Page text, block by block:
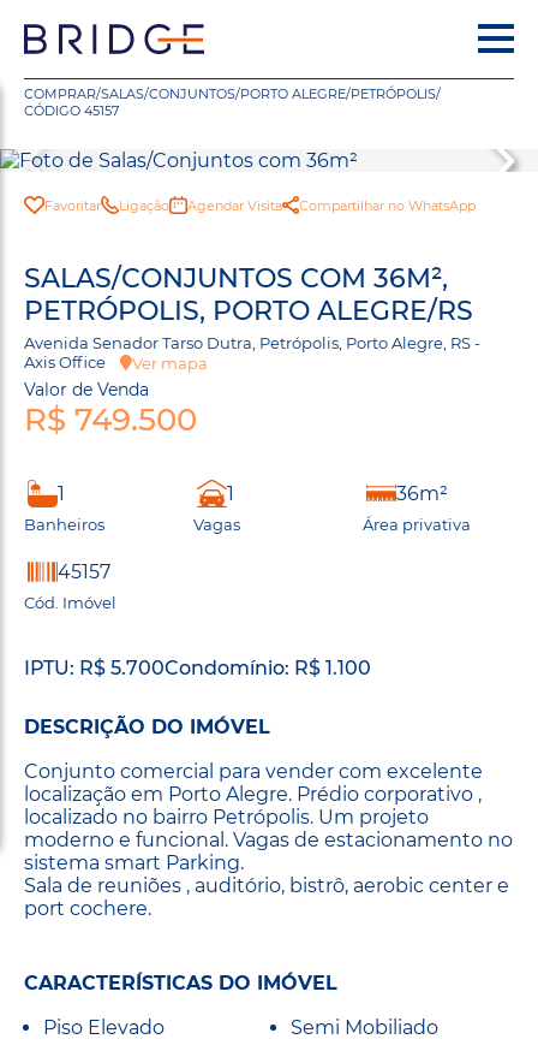
COMPRAR/SALAS/CONJUNTOS/PORTO ALEGRE/PETRÓPOLIS/
CÓDIGO 45157
Favoritar Ligação Agendar Visita Compartilhar no WhatsApp
SALAS/CONJUNTOS COM 36M²,
PETRÓPOLIS, PORTO ALEGRE/RS
Avenida Senador Tarso Dutra, Petrópolis, Porto Alegre, RS -
Axis Office
Ver mapa
Valor de Venda
R$ 749.500
1
Banheiros
1
Vagas
36m²
Área privativa
45157
Cód. Imóvel
IPTU: R$ 5.700Condomínio: R$ 1.100
DESCRIÇÃO DO IMÓVEL
Conjunto comercial para vender com excelente
localização em Porto Alegre. Prédio corporativo ,
localizado no bairro Petrópolis. Um projeto
moderno e funcional. Vagas de estacionamento no
sistema smart Parking.
Sala de reuniões , auditório, bistrô, aerobic center e
port cochere.
CARACTERÍSTICAS DO IMÓVEL
Piso Elevado
Semi Mobiliado